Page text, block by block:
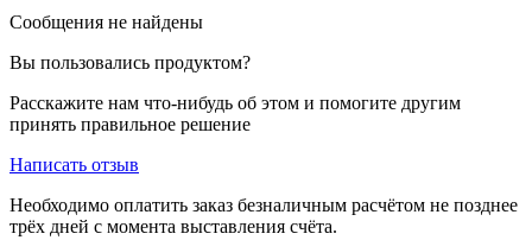
Сообщения не найдены
Вы пользовались продуктом?
Расскажите нам что-нибудь об этом и помогите другим
принять правильное решение
Написать отзыв
Необходимо оплатить заказ безналичным расчётом не позднее
трёх дней с момента выставления счёта.